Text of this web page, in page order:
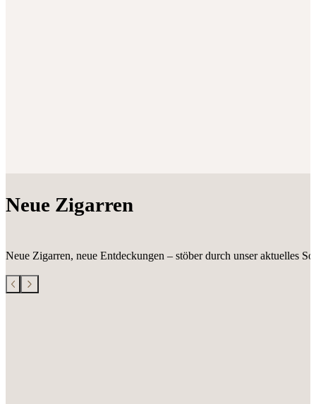
Neue Zigarren
Neue Zigarren, neue Entdeckungen – stöber durch unser aktuelles